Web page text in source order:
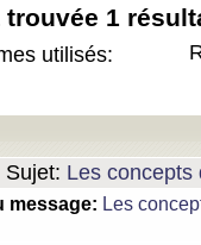
trouvée 1
utilisés:
Sujet: Les concepts
message: Les